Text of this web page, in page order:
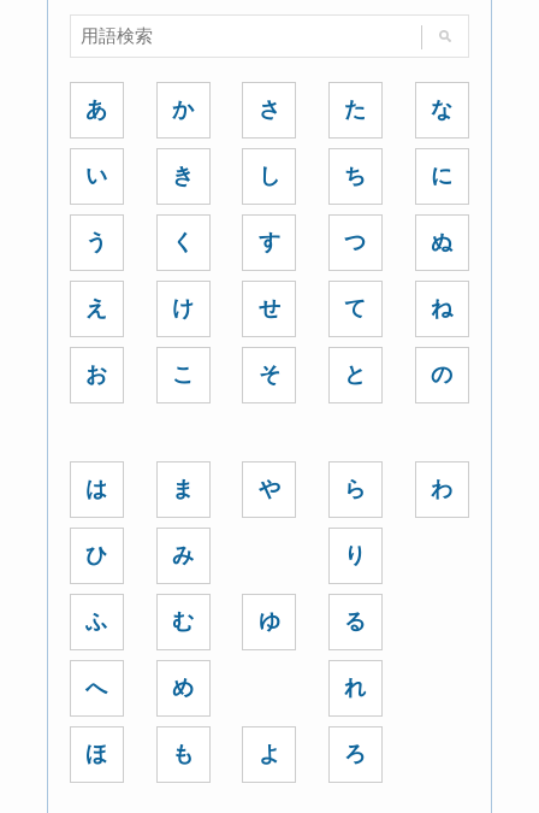
あ
い
う
え
お
か
き
く
け
こ
さ
し
す
せ
そ
た
ち
つ
て
と
な
に
ぬ
ね
の
は
ひ
ふ
へ
ほ
ま
み
む
め
も
や
ゆ
よ
ら
り
る
れ
ろ
わ